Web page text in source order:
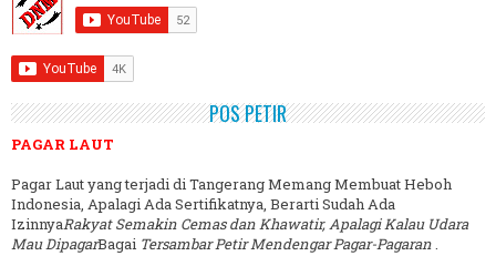
POS PETIR
PAGAR LAUT
Pagar Laut yang terjadi di Tangerang Memang Membuat Heboh
Indonesia, Apalagi Ada Sertifikatnya, Berarti Sudah Ada
IzinnyaRakyat Semakin Cemas dan Khawatir, Apalagi Kalau Udara
Mau DipagarBagai Tersambar Petir Mendengar Pagar-Pagaran.